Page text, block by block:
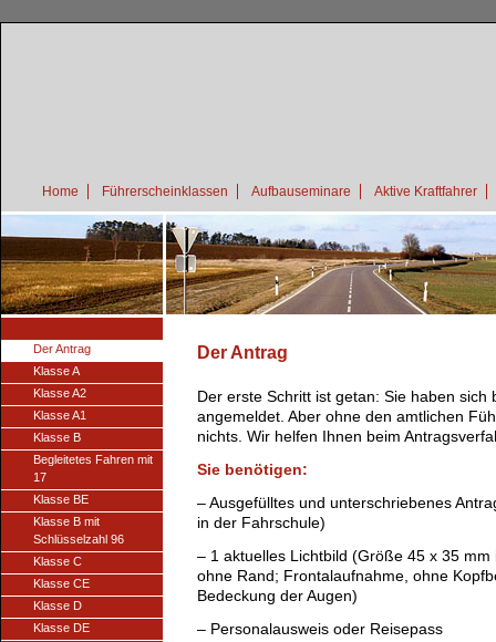
Home Führerscheinklassen Aufbauseminare Aktive Kraftfahrer
Der Antrag
Klasse A
Klasse A2
Klasse A1
Klasse B
Begleitetes Fahren mit
17
Klasse BE
Klasse B mit
Schlüsselzahl 96
Klasse C
Klasse CE
Klasse D
Klasse DE
Der Antrag
Der erste Schritt ist getan: Sie haben sich
angemeldet. Aber ohne den amtlichen
nichts. Wir helfen Ihnen beim
Sie benötigen:
– Ausgefülltes und unterschriebenes
in der Fahrschule)
– 1 aktuelles Lichtbild (Größe 45 x 35
ohne Rand; Frontalaufnahme, ohne
Bedeckung der Augen)
– Personalausweis oder Reisepass